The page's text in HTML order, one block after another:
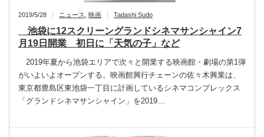
2019/5/28 ニュース 映画 Tadashi Sudo
池袋に12スクリーングランドシネマサンシャイン7
月19日開業 初日に「天気の子」など
2019年夏から池袋エリアで次々と開業する映画館・劇場の第1弾
がいよいよオープンする。映画館興行チェーンの佐々木興業は、
東京都豊島区東池袋一丁目に計画しているシネマコンプレックス
「グランドシネマサンシャイン」を2019…